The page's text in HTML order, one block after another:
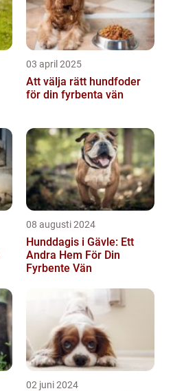
03 april 2025
Att välja rätt hundfoder
för din fyrbenta vän
08 augusti 2024
Hunddagis i Gävle: Ett
Andra Hem För Din
Fyrbente Vän
02 juni 2024